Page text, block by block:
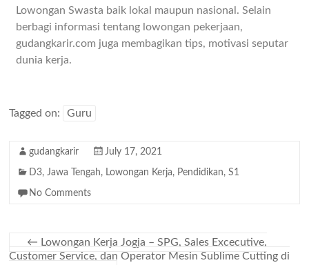
Lowongan Swasta baik lokal maupun nasional. Selain
berbagi informasi tentang lowongan pekerjaan,
gudangkarir.com juga membagikan tips, motivasi seputar
dunia kerja.
Tagged on: Guru
gudangkarir July 17, 2021
D3,Jawa Tengah, Lowongan Kerja, Pendidikan,S1
No Comments
← Lowongan Kerja Jogja – SPG, Sales Excecutive,
Customer Service, dan Operator Mesin Sublime Cutting di